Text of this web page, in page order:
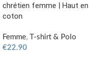
chrétien femme | Haut en
coton
Femme, T-shirt & Polo
€22.90